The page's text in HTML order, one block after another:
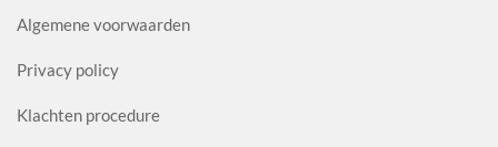
Algemene voorwaarden
Privacy policy
Klachten procedure